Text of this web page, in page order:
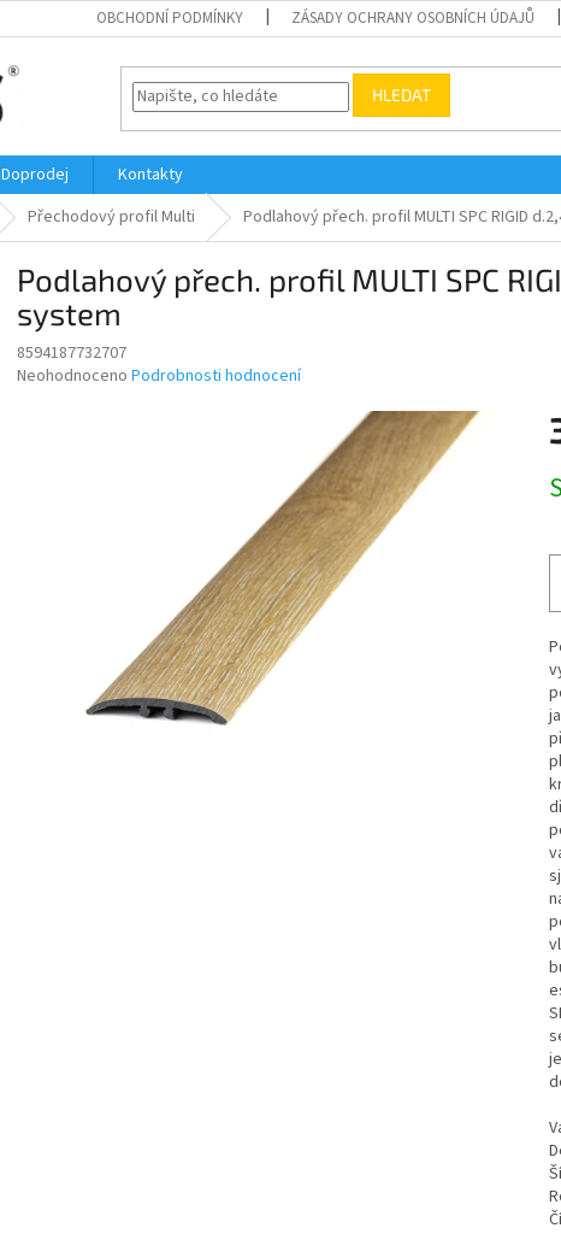
OBCHODNÍ PODMÍNKY ZÁSADY OCHRANY OSOBNÍCH ÚDAJŮ
HLEDAT
Doprodej
Kontakty
Přechodový profil Multi Podlahový přech. profil MULTI SPC RIGID
Podlahový přech. profil MULTI SPC
system
8594187732707
Průměrné
Neohodnoceno Podrobnosti hodnocení